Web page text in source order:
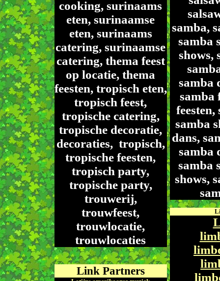
cooking, surinaams
eten, surinaamse
eten, surinaams
catering, surinaamse
catering, thema feest
op locatie, thema
feesten, tropisch eten,
tropisch feest,
tropische catering,
tropische decoratie,
decoraties, tropisch,
tropische feesten,
tropisch party,
tropische party,
trouwerij,
trouwfeest,
trouwlocatie,
trouwlocaties
Link Partners
samba,
samba
shows,
samba
samba
feesten,
samba
dans,
samba
samba
shows,